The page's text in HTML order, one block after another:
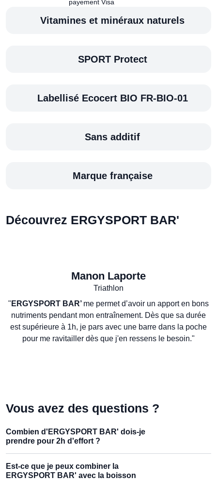
Vitamines et minéraux naturels
SPORT Protect
Labellisé Ecocert BIO FR-BIO-01
Sans additif
Marque française
Découvrez ERGYSPORT BAR'
Manon Laporte
Triathlon
" ERGYSPORT BAR’ me permet d’avoir un apport en bons
nutriments pendant mon entraînement. Dès que sa durée
est supérieure à 1h, je pars avec une barre dans la poche
pour me ravitailler dès que j'en ressens le besoin."
Vous avez des questions ?
Combien d'ERGYSPORT BAR' dois-je
prendre pour 2h d'effort ?
Est-ce que je peux combiner la
ERGYSPORT BAR' avec la boisson